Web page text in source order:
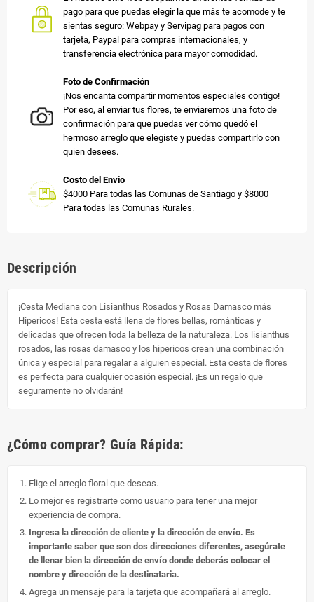
pago para que puedas elegir la que más te acomode y te
sientas seguro: Webpay y Servipag para pagos con
tarjeta, Paypal para compras internacionales, y
transferencia electrónica para mayor comodidad.
Foto de Confirmación
¡Nos encanta compartir momentos especiales contigo!
Por eso, al enviar tus flores, te enviaremos una foto de
confirmación para que puedas ver cómo quedó el
hermoso arreglo que elegiste y puedas compartirlo con
quien desees.
Costo del Envio
$4000 Para todas las Comunas de Santiago y $8000
Para todas las Comunas Rurales.
Descripción
¡Cesta Mediana con Lisianthus Rosados y Rosas Damasco más
Hipericos! Esta cesta está llena de flores bellas, románticas y
delicadas que ofrecen toda la belleza de la naturaleza. Los lisianthus
rosados, las rosas damasco y los hipericos crean una combinación
única y especial para regalar a alguien especial. Esta cesta de flores
es perfecta para cualquier ocasión especial. ¡Es un regalo que
seguramente no olvidarán!
¿Cómo comprar? Guía Rápida:
Elige el arreglo floral que deseas.
Lo mejor es registrarte como usuario para tener una mejor
experiencia de compra.
Ingresa la dirección de cliente y la dirección de envío. Es
importante saber que son dos direcciones diferentes, asegúrate
de llenar bien la dirección de envío donde deberás colocar el
nombre y dirección de la destinataria.
Agrega un mensaje para la tarjeta que acompañará al arreglo.